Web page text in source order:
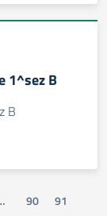
1^sez B
B
90
91